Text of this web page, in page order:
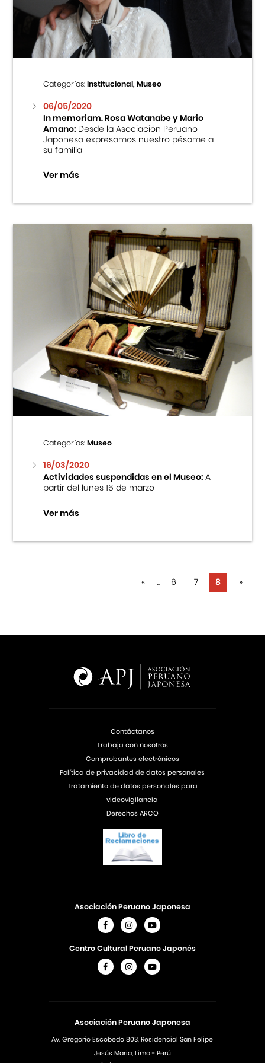
Centro Cultural Peruano Japonés
Cursos
Museo de la Inmigración Japonesa
Fondo Editorial
Teatro Peruano Japonés
Categorías:Institucional, Museo
06/05/2020
In memoriam. Rosa Watanabe y Mario
Amano:Desde la Asociación Peruano
Japonesa expresamos nuestro pésame a
su familia
Ver más
Categorías:Museo
16/03/2020
Actividades suspendidas en el Museo:A
partir del lunes 16 de marzo
Ver más
« ... 6 7 8 »
Asociación Peruano Japonesa
Av. Gregorio Escobedo 803, Residencial San Felipe
Jesús Maria, Lima - Perú
Asociación Peruano Japonesa
Centro Cultural Peruano Japonés
Contáctanos
Trabaja con nosotros
Comprobantes electrónicos
Política de privacidad de datos personales
Tratamiento de datos personales para
videovigilancia
Derechos ARCO